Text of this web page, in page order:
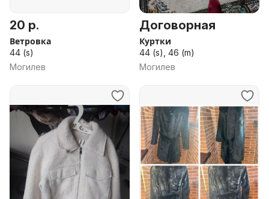
20 р.
Ветровка
44 (s)
Могилев
Договорная
Куртки
44 (s), 46 (m)
Могилев